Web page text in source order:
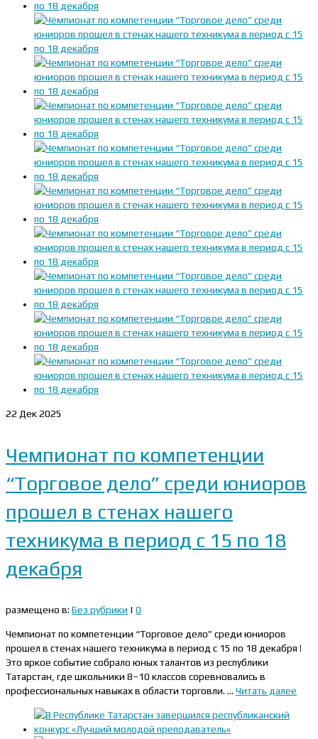
22 Дек 2025
Чемпионат по компетенции
“Торговое дело” среди юниоров
прошел в стенах нашего
техникума в период с 15 по 18
декабря
размещено в: Без рубрики | 0
Чемпионат по компетенции “Торговое дело” среди юниоров
прошел в стенах нашего техникума в период с 15 по 18 декабря !
Это яркое событие собрало юных талантов из республики
Татарстан, где школьники 8–10 классов соревновались в
профессиональных навыках в области торговли. … Читать далее